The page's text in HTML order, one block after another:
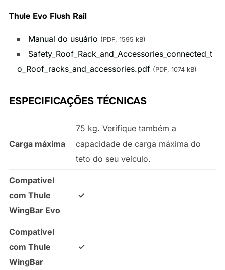
Thule Evo Flush Rail
Manual do usuário (PDF, 1595 kB)
Safety_Roof_Rack_and_Accessories_connected_t
o_Roof_racks_and_accessories.pdf (PDF, 1074 kB)
ESPECIFICAÇÕES TÉCNICAS
Carga máxima
75 kg. Verifique também a
capacidade de carga máxima do
teto do seu veículo.
Compatível
com Thule
WingBar Evo
✓
Compatível
com Thule
WingBar
✓